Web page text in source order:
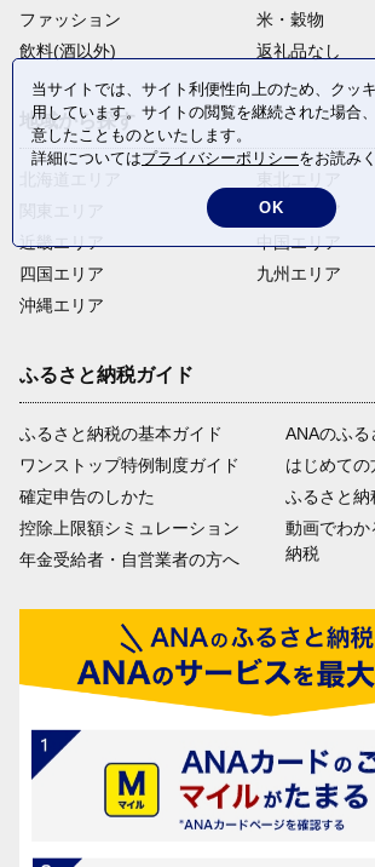
ファッション
米・穀物
飲料(酒以外)
返礼品なし
地域から探す
近畿エリア
四国エリア
沖縄エリア
中部エリア
中国エリア
九州エリア
ふるさと納税ガイド
ふるさと納税の基本ガイド
ワンストップ特例制度ガイド
確定申告のしかた
控除上限額シミュレーション
年金受給者・自営業者の方へ
ANAのふ
はじめての
ふるさと納
動画でわか
納税
当サイトでは、サイト利便性向上のため、クッ
用しています。サイトの閲覧を継続された場合
意したことものといたします。
詳細についてはプライバシーポリシーをお読み
OK